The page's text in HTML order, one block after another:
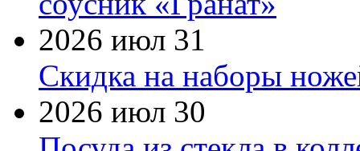
2026 июл 31
Скидка на наборы
2026 июл 30